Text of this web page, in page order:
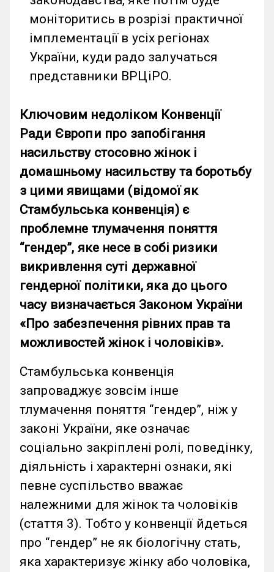
моніторитись в розрізі практичної
імплементації в усіх регіонах
України, куди радо залучаться
представники ВРЦіРО.
Ключовим недоліком Конвенції
Ради Європи про запобігання
насильству стосовно жінок і
домашньому насильству та боротьбу
з цими явищами (відомої як
Стамбульська конвенція) є
проблемне тлумачення поняття
“гендер”, яке несе в собі ризики
викривлення суті державної
гендерної політики, яка до цього
часу визначається Законом України
«Про забезпечення рівних прав та
можливостей жінок і чоловіків».
Стамбульська конвенція
запроваджує зовсім інше
тлумачення поняття “гендер”, ніж у
законі України, яке означає
соціально закріплені ролі, поведінку,
діяльність і характерні ознаки, які
певне суспільство вважає
належними для жінок та чоловіків
(стаття 3). Тобто у конвенції йдеться
про “гендер” не як біологічну стать,
яка характеризує жінку або чоловіка,